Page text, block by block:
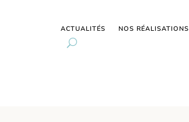
ACTUALITÉS NOS RÉALISATIONS